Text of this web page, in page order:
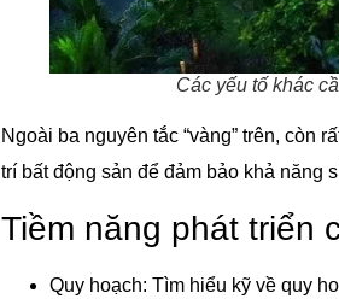
Các yếu tố khác
Ngoài ba nguyên tắc “vàng” trên, còn
trí bất động sản để đảm bảo khả năng
Tiềm năng phát triển
Quy hoạch: Tìm hiểu kỹ về quy